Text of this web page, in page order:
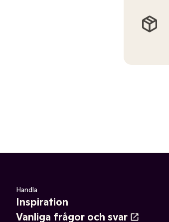
Handla
Inspiration
Vanliga frågor och svar